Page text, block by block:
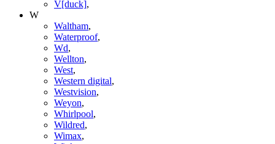
V[duck],
W
Waltham,
Waterproof,
Wd,
Wellton,
West,
Western digital,
Westvision,
Weyon,
Whirlpool,
Wildred,
Wimax,